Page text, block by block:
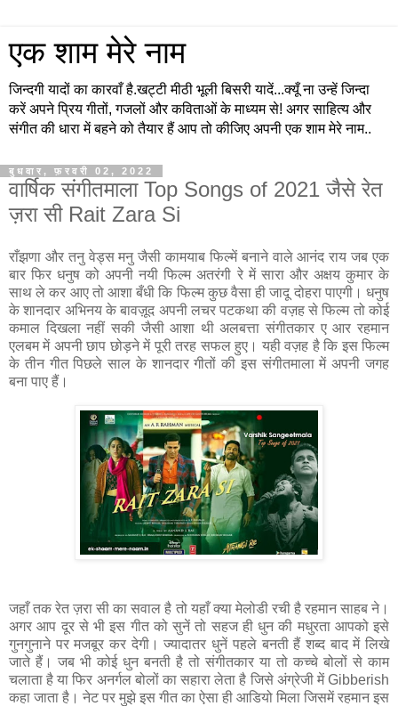
एक शाम मेरे नाम
जिन्दगी यादों का कारवाँ है.खट्टी मीठी भूली बिसरी यादें...क्यूँ ना उन्हें जिन्दा
करें अपने प्रिय गीतों, गजलों और कविताओं के माध्यम से! अगर साहित्य और
संगीत की धारा में बहने को तैयार हैं आप तो कीजिए अपनी एक शाम मेरे नाम..
बुधवार, फ़रवरी 02, 2022
वार्षिक संगीतमाला Top Songs of 2021 जैसे रेत
ज़रा सी Rait Zara Si
राँझणा और तनु वेड्स मनु जैसी कामयाब फिल्में बनाने वाले आनंद राय जब एक
बार फिर धनुष को अपनी नयी फिल्म अतरंगी रे में सारा और अक्षय कुमार के
साथ ले कर आए तो आशा बँधी कि फिल्म कुछ वैसा ही जादू दोहरा पाएगी। धनुष
के शानदार अभिनय के बावज़ूद अपनी लचर पटकथा की वज़ह से फिल्म तो कोई
कमाल दिखला नहीं सकी जैसी आशा थी अलबत्ता संगीतकार ए आर रहमान
एलबम में अपनी छाप छोड़ने में पूरी तरह सफल हुए। यही वज़ह है कि इस फिल्म
के तीन गीत पिछले साल के शानदार गीतों की इस संगीतमाला में अपनी जगह
बना पाए हैं।
जहाँ तक रेत ज़रा सी का सवाल है तो यहाँ क्या मेलोडी रची है रहमान साहब ने।
अगर आप दूर से भी इस गीत को सुनें तो सहज ही धुन की मधुरता आपको इसे
गुनगुनाने पर मजबूर कर देगी। ज्यादातर धुनें पहले बनती हैं शब्द बाद में लिखे
जाते हैं। जब भी कोई धुन बनती है तो संगीतकार या तो कच्चे बोलों से काम
चलाता है या फिर अनर्गल बोलों का सहारा लेता है जिसे अंग्रेजी में Gibberish
कहा जाता है। नेट पर मुझे इस गीत का ऐसा ही आडियो मिला जिसमें रहमान इस